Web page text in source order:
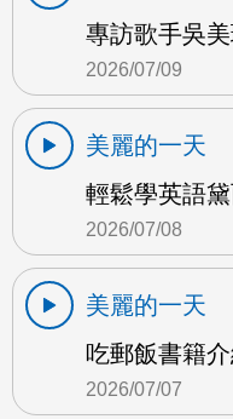
專訪歌手吳
2026/07/09
美麗的一天
輕鬆學英語
2026/07/08
美麗的一天
吃郵飯書籍
2026/07/07